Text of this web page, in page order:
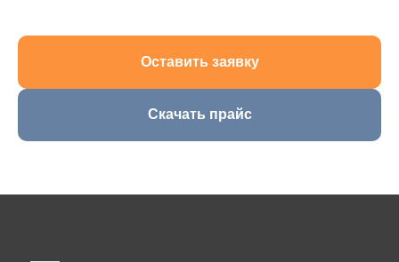
Оставить заявку
Скачать прайс